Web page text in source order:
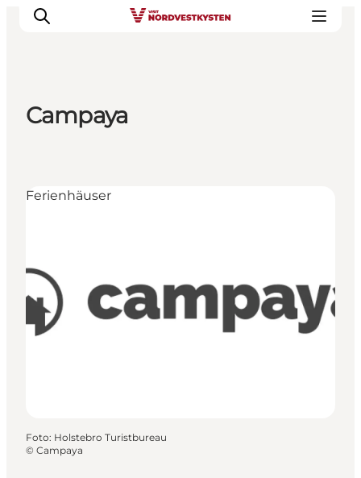
Unterkunft
Campaya
Ferienhäuser
Foto: Holstebro Turistbureau
© Campaya